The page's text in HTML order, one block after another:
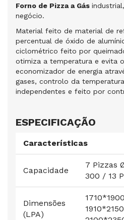
Forno de Pizza a Gás
negócio.
Material feito de material de
percentual de óxido de
ciclométrico feito por
otimiza a temperatura e evita
economizador de energia
gases, controlo da
independentes e feito por
ESPECIFICAÇÃO
Características
Capacidade
7 Pizzas
300 / 13
Dimensões
(LPA)